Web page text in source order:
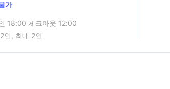
가
18:00 체크아웃 12:00
인, 최대 2인